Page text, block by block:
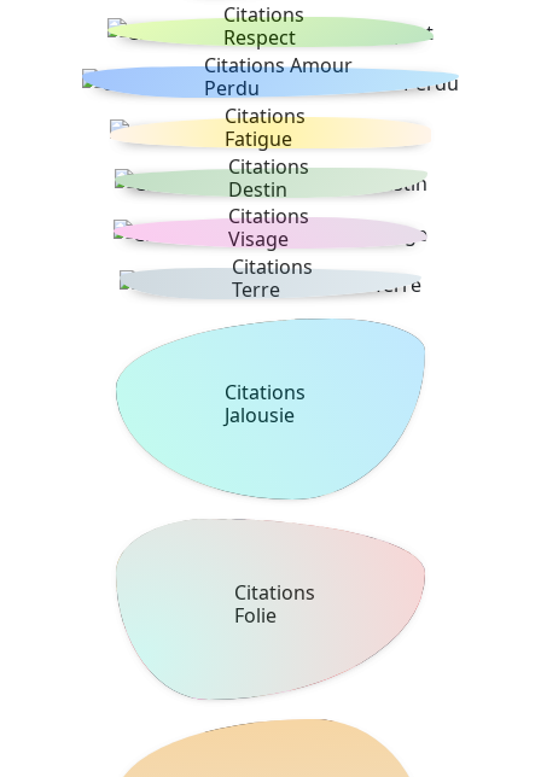
Citations
Respect
Citations Amour
Perdu
Citations
Fatigue
Citations
Destin
Citations
Visage
Citations
Terre
Citations
Jalousie
Citations
Folie